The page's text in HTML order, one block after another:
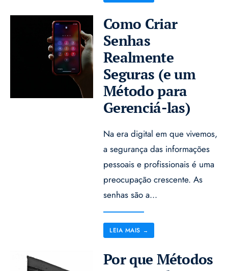
Como Criar
Senhas
Realmente
Seguras (e um
Método para
Gerenciá-las)
Na era digital em que vivemos,
a segurança das informações
pessoais e profissionais é uma
preocupação crescente. As
senhas são a...
LEIA MAIS →
Por que Métodos